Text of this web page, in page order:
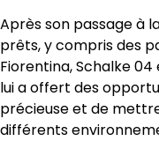
Après son passage à
prêts, y compris des
Fiorentina, Schalke
lui a offert des
précieuse et de
différents